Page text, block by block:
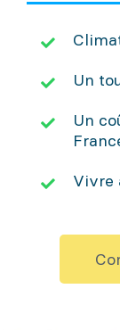
Un
Un
Vivre